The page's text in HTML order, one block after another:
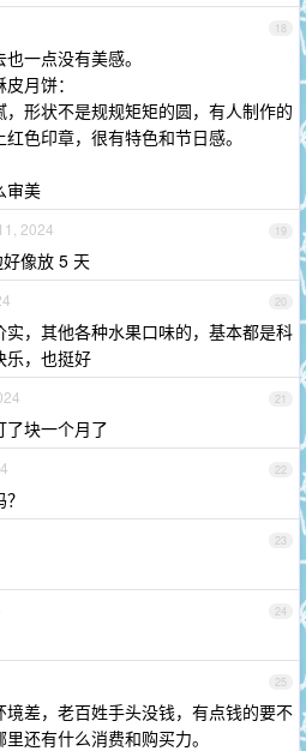
18
一点没有美感。
月饼：
形状不是规规矩矩的圆，有人制作的
色印章，很有特色和节日感。
审美
19
2024
像放 5 天
20
，其他各种水果口味的，基本都是科
乐，也挺好
21
了块一个月了
22
23
24
25
境差，老百姓手头没钱，有点钱的要不
还有什么消费和购买力。